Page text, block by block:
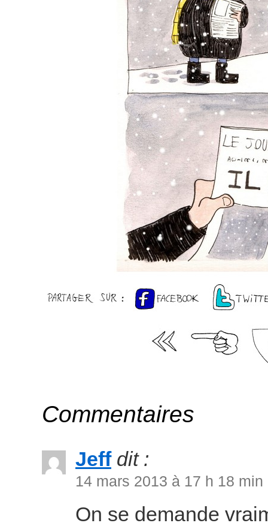
Commentaires
Jeff dit :
14 mars 2013 à 17 h 18 min
On se demande